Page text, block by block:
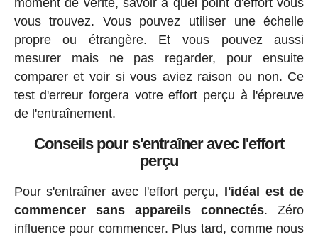
vous trouvez. Vous pouvez utiliser une échelle
propre ou étrangère. Et vous pouvez aussi
mesurer mais ne pas regarder, pour ensuite
comparer et voir si vous aviez raison ou non. Ce
test d'erreur forgera votre effort perçu à l'épreuve
de l'entraînement.
Conseils pour s'entraîner avec l'effort
perçu
Pour s'entraîner avec l'effort perçu,
l'idéal est de
commencer sans appareils connectés. Zéro
influence pour commencer. Plus tard, comme nous